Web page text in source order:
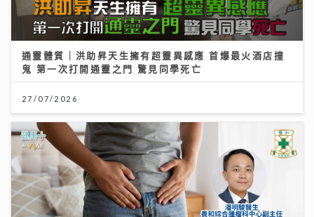
通靈體質｜洪助昇天生擁有超靈異感應 首爆最火酒店撞
鬼 第一次打開通靈之門 驚見同學死亡
27/07/2026